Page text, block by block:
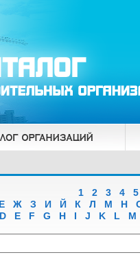
1 2 3 4
5
Е Ж З И Й К Л М Н
D E F G H I J K L M